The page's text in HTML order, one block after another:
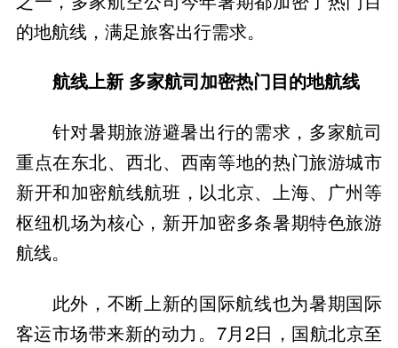
的地航线，满足旅客出行需求。
航线上新 多家航司加密热门目的地航线
针对暑期旅游避暑出行的需求，多家航司
重点在东北、西北、西南等地的热门旅游城市
新开和加密航线航班，以北京、上海、广州等
枢纽机场为核心，新开加密多条暑期特色旅游
航线。
此外，不断上新的国际航线也为暑期国际
客运市场带来新的动力。7月2日，国航北京至